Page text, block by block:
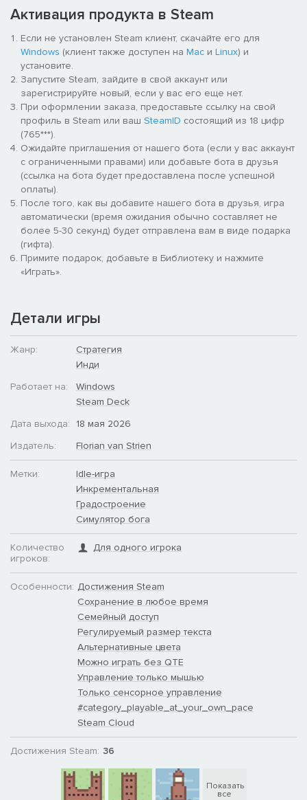
Gameplay
There are some basic tiles you can place, such as villages,
forests and mystical flowers. You'll unlock more over time! By
placing those basic tiles in specific patterns, you can discover
more advanced tiles. For example, place two rocks around a
village to make a mining village, or place four mining villages
around a village to make a industrial city!
Each of these tiles has a base production and often some
bonuses. For example, a mining village produces more if there
are more rocks adjacent to it, and a industrial city produces more
if there are more mining villages within its range.
WorldShaper Idle is an idle game. You'll keep producing
resources even if the game is closed. The game will unfold and
become more complex as you progress, and more basic tiles are
introduced throughout the game. You can make a simple build
and just gather resources, but there are also plenty of
opportunities for puzzling and number crunching if you want.
Активация продукта в Steam
Если не установлен Steam клиент, скачайте его для
Windows (клиент также доступен на Mac и Linux) и
установите.
Запустите Steam, зайдите в свой аккаунт или
зарегистрируйте новый, если у вас его еще нет.
При оформлении заказа, предоставьте ссылку на свой
профиль в Steam или ваш SteamID состоящий из 18 цифр
(765***).
Ожидайте приглашения от нашего бота (если у вас аккаунт
с ограниченными правами) или добавьте бота в друзья
(ссылка на бота будет предоставлена после успешной
оплаты).
После того, как вы добавите нашего бота в друзья, игра
автоматически (время ожидания обычно составляет не
более 5-30 секунд) будет отправлена вам в виде подарка
(гифта).
Примите подарок, добавьте в Библиотеку и нажмите
«Играть».
Детали игры
Жанр:
Стратегия
Инди
Работает на:
Windows
Steam Deck
Дата выхода:
18 мая 2026
Издатель:
Florian van Strien
Метки:
Idle-игра
Инкрементальная
Градостроение
Симулятор бога
Количество
игроков:
Для одного игрока
Особенности: Достижения Steam
Сохранение в любое время
Семейный доступ
Регулируемый размер текста
Альтернативные цвета
Можно играть без QTE
Управление только мышью
Только сенсорное управление
#category_playable_at_your_own_pace
Steam Cloud
Достижения Steam: 36
Показать
все